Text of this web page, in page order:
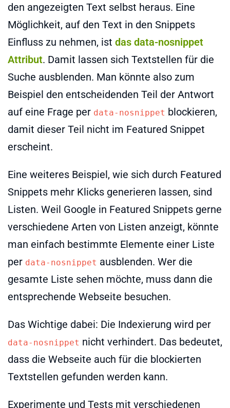
den angezeigten Text selbst heraus. Eine
Möglichkeit, auf den Text in den Snippets
Einfluss zu nehmen, ist das data-nosnippet
Attribut. Damit lassen sich Textstellen für die
Suche ausblenden. Man könnte also zum
Beispiel den entscheidenden Teil der Antwort
auf eine Frage per data-nosnippet blockieren,
damit dieser Teil nicht im Featured Snippet
erscheint.
Eine weiteres Beispiel, wie sich durch Featured
Snippets mehr Klicks generieren lassen, sind
Listen. Weil Google in Featured Snippets gerne
verschiedene Arten von Listen anzeigt, könnte
man einfach bestimmte Elemente einer Liste
per data-nosnippet ausblenden. Wer die
gesamte Liste sehen möchte, muss dann die
entsprechende Webseite besuchen.
Das Wichtige dabei: Die Indexierung wird per
data-nosnippet nicht verhindert. Das bedeutet,
dass die Webseite auch für die blockierten
Textstellen gefunden werden kann.
Experimente und Tests mit verschiedenen